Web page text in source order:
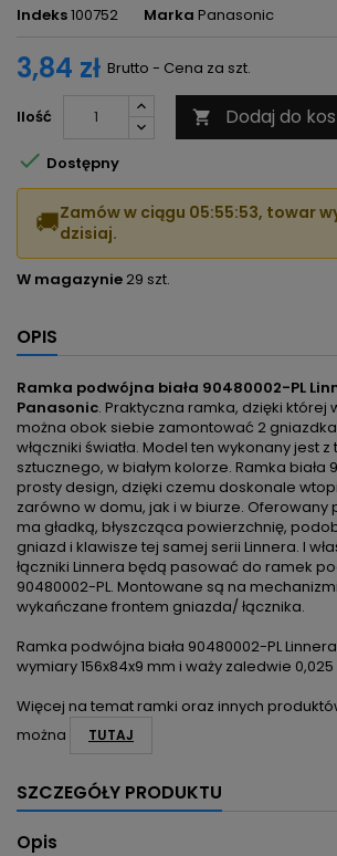
Indeks100752 Marka Panasonic
3,84 zł Brutto - Cena za szt.
Ilość  Dodaj do
 Dostępny
🚚Zamów w ciągu 05:55:52, towar
dzisiaj.
W magazynie 29 szt.
OPIS
Ramka podwójna biała 90480002-PL
Panasonic. Praktyczna ramka, dzięki której
można obok siebie zamontować 2
włączniki światła. Model ten wykonany jest
sztucznego, w białym kolorze. Ramka biała
prosty design, dzięki czemu doskonale wtopi
zarówno w domu, jak i w biurze. Oferowany
ma gładką, błyszcząca powierzchnię,
gniazd i klawisze tej samej serii Linnera. I
łączniki Linnera będą pasować do ramek
90480002-PL. Montowane są na
wykańczane frontem gniazda/ łącznika.
Ramka podwójna biała 90480002-PL
wymiary 156x84x9 mm i waży zaledwie 0,025
Więcej na temat ramki oraz innych
można
TUTAJ
SZCZEGÓŁY PRODUKTU
Opis